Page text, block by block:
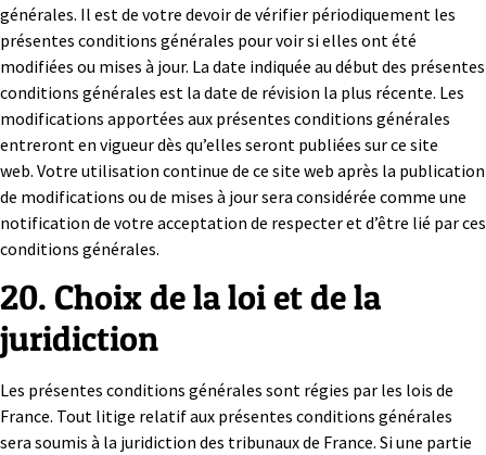
générales. Il est de votre devoir de vérifier périodiquement les
présentes conditions générales pour voir si elles ont été
modifiées ou mises à jour. La date indiquée au début des présentes
conditions générales est la date de révision la plus récente. Les
modifications apportées aux présentes conditions générales
entreront en vigueur dès qu’elles seront publiées sur ce site
web. Votre utilisation continue de ce site web après la publication
de modifications ou de mises à jour sera considérée comme une
notification de votre acceptation de respecter et d’être lié par ces
conditions générales.
20. Choix de la loi et de la
juridiction
Les présentes conditions générales sont régies par les lois de
France. Tout litige relatif aux présentes conditions générales
sera soumis à la juridiction des tribunaux de France. Si une partie